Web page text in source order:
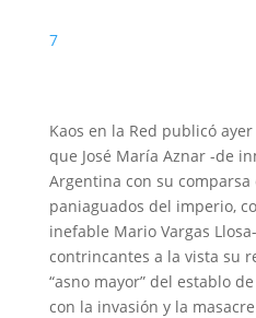
7
Kaos en la Red publicó
que José María Aznar -de
Argentina con su
paniaguados del imperio,
inefable Mario Vargas
contrincantes a la vista su
“asno mayor” del establo
con la invasión y la